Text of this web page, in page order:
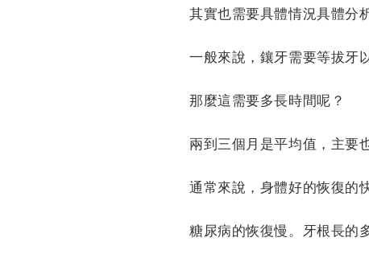
其實也需要具體情況具體分析
一般來說，鑲牙需要等拔牙
那麼這需要多長時間呢？
兩到三個月是平均值，主要
通常來說，身體好的恢復的
糖尿病的恢復慢。牙根長的